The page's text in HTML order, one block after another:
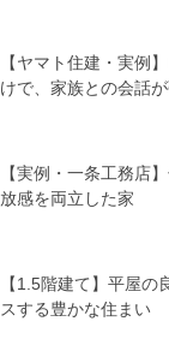
【ヤマト住建・実例
けで、家族との会話
【実例・一条工務店
放感を両立した家
【1.5階建て】平屋の
スする豊かな住まい